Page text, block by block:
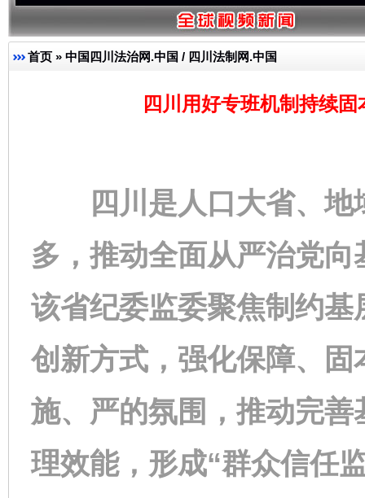
首页 » 中国四川法治网.中国 / 四川法制网.中国
四川用好专班机制持续
四川是人口大省、地
多，推动全面从严治党
该省纪委监委聚焦制约
创新方式，强化保障、
施、严的氛围，推动完
理效能，形成“群众信任